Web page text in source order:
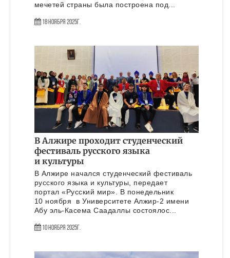
мечетей страны была построена под...
18 Ноября 2025г.
В Алжире проходит студенческий
фестиваль русского языка
и культуры
В Алжире начался студенческий фестиваль
русского языка и культуры, передает
портал «Русский мир». В понедельник
10 ноября в Университете Алжир-2 имени
Абу эль-Касема Саадаллы состоялос...
10 Ноября 2025г.